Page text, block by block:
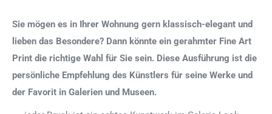
Sie mögen es in Ihrer Wohnung gern klassisch-elegant und
lieben das Besondere? Dann könnte ein gerahmter Fine Art
Print die richtige Wahl für Sie sein. Diese Ausführung ist die
persönliche Empfehlung des Künstlers für seine Werke und
der Favorit in Galerien und Museen.